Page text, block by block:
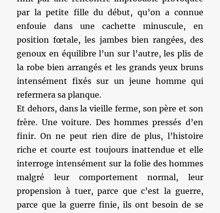
par la petite fille du début, qu’on a connue
enfouie dans une cachette minuscule, en
position fœtale, les jambes bien rangées, des
genoux en équilibre l’un sur l’autre, les plis de
la robe bien arrangés et les grands yeux bruns
intensément fixés sur un jeune homme qui
refermera sa planque.
Et dehors, dans la vieille ferme, son père et son
frère. Une voiture. Des hommes pressés d’en
finir. On ne peut rien dire de plus, l’histoire
riche et courte est toujours inattendue et elle
interroge intensément sur la folie des hommes
malgré leur comportement normal, leur
propension à tuer, parce que c’est la guerre,
parce que la guerre finie, ils ont besoin de se